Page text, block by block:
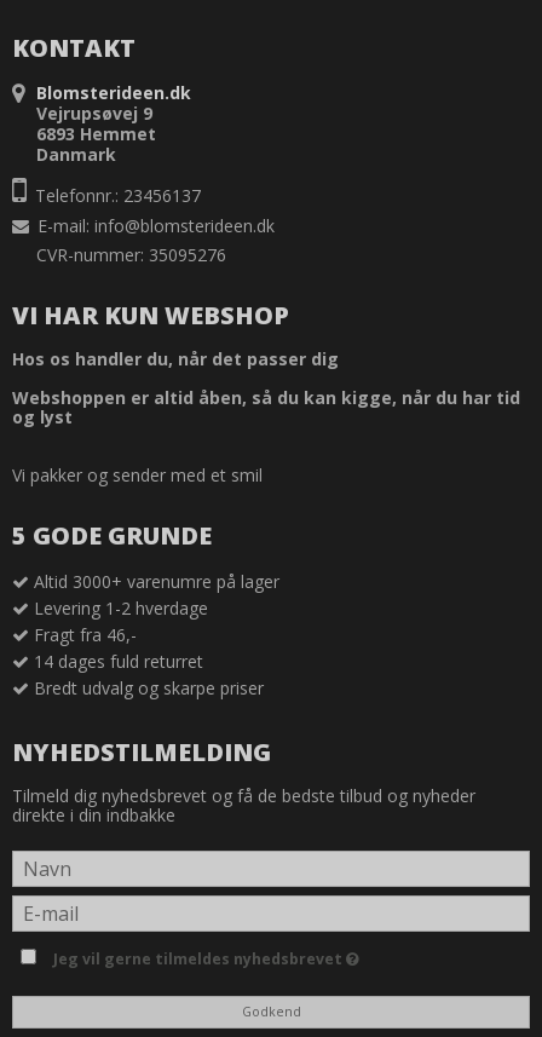
KONTAKT
Blomsterideen.dk
Vejrupsøvej 9
6893 Hemmet
Danmark
Telefonnr.: 23456137
E-mail: info@blomsterideen.dk
CVR-nummer: 35095276
VI HAR KUN WEBSHOP
Hos os handler du, når det passer dig
Webshoppen er altid åben, så du kan kigge, når du har tid
og lyst
Vi pakker og sender med et smil
5 GODE GRUNDE
Altid 3000+ varenumre på lager
Levering 1-2 hverdage
Fragt fra 46,-
14 dages fuld returret
Bredt udvalg og skarpe priser
NYHEDSTILMELDING
Tilmeld dig nyhedsbrevet og få de bedste tilbud og nyheder
direkte i din indbakke
Jeg vil gerne tilmeldes nyhedsbrevet
Godkend